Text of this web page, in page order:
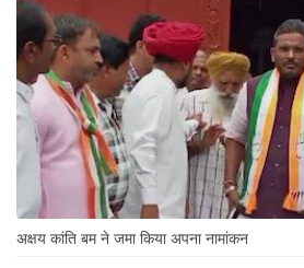
अक्षय कांति बम ने जमा किया अपना नामांकन